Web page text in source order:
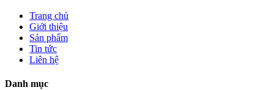
Trang chủ
Giới thiệu
Sản phẩm
Tin tức
Liên hệ
Danh mục